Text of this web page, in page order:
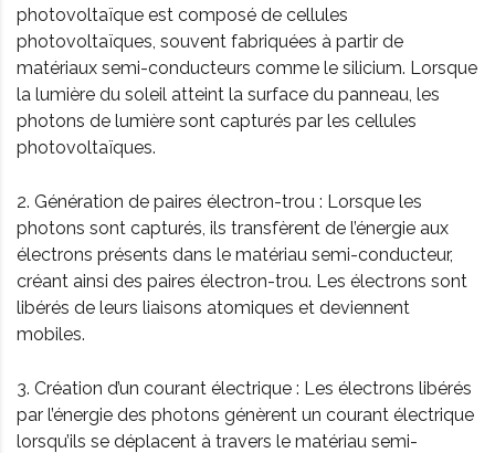
photovoltaïque est composé de cellules
photovoltaïques, souvent fabriquées à partir de
matériaux semi-conducteurs comme le silicium. Lorsque
la lumière du soleil atteint la surface du panneau, les
photons de lumière sont capturés par les cellules
photovoltaïques.
2. Génération de paires électron-trou : Lorsque les
photons sont capturés, ils transfèrent de l’énergie aux
électrons présents dans le matériau semi-conducteur,
créant ainsi des paires électron-trou. Les électrons sont
libérés de leurs liaisons atomiques et deviennent
mobiles.
3. Création d’un courant électrique : Les électrons libérés
par l’énergie des photons génèrent un courant électrique
lorsqu’ils se déplacent à travers le matériau semi-